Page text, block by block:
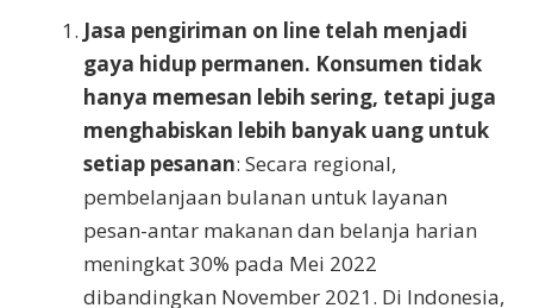
Jasa pengiriman on line telah menjadi
gaya hidup permanen. Konsumen tidak
hanya memesan lebih sering, tetapi juga
menghabiskan lebih banyak uang untuk
setiap pesanan: Secara regional,
pembelanjaan bulanan untuk layanan
pesan-antar makanan dan belanja harian
meningkat 30% pada Mei 2022
dibandingkan November 2021. Di Indonesia,